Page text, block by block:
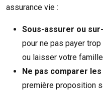
assurance vie :
Sous-assurer ou
pour ne pas payer
ou laisser votre
Ne pas comparer
première proposition